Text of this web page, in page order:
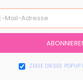
ZEIGE DIESES
doch!🔅